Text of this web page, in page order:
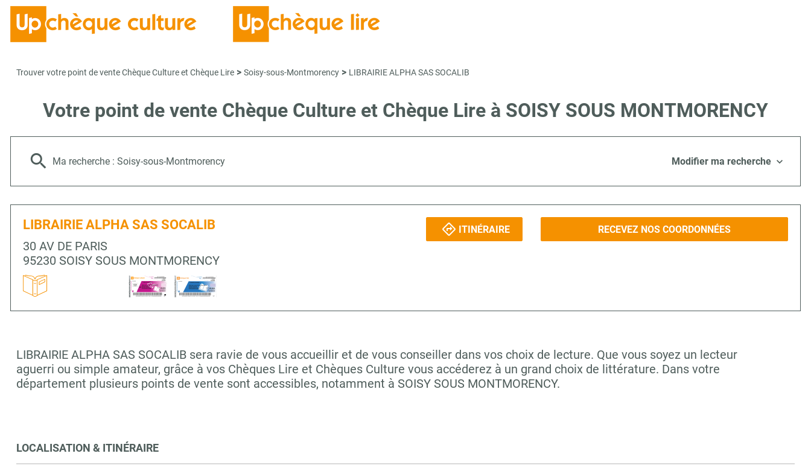
Trouver votre point de vente Chèque Culture et Chèque Lire > Soisy-sous-Montmorency > LIBRAIRIE ALPHA SAS SOCALIB
Votre point de vente Chèque Culture et Chèque Lire à SOISY SOUS MONTMORENCY
Ma recherche : Soisy-sous-Montmorency Modifier ma recherche
LIBRAIRIE ALPHA SAS SOCALIB
30 AV DE PARIS
95230 SOISY SOUS MONTMORENCY
ITINÉRAIRE RECEVEZ NOS COORDONNÉES
LIBRAIRIE ALPHA SAS SOCALIB sera ravie de vous accueillir et de vous conseiller dans vos choix de lecture. Que vous soyez un lecteur
aguerri ou simple amateur, grâce à vos Chèques Lire et Chèques Culture vous accéderez à un grand choix de littérature. Dans votre
département plusieurs points de vente sont accessibles, notamment à SOISY SOUS MONTMORENCY.
LOCALISATION & ITINÉRAIRE